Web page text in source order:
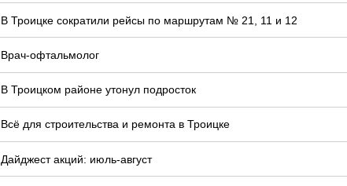
В Троицке сократили рейсы по маршрутам № 21, 11 и 12
Врач-офтальмолог
В Троицком районе утонул подросток
Всё для строительства и ремонта в Троицке
Дайджест акций: июль-август